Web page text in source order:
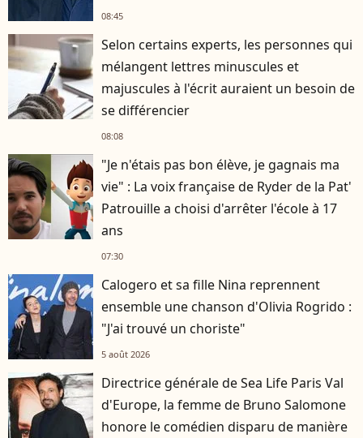
08:45
Selon certains experts, les personnes qui
mélangent lettres minuscules et
majuscules à l'écrit auraient un besoin de
se différencier
08:08
"Je n'étais pas bon élève, je gagnais ma
vie" : La voix française de Ryder de la Pat'
Patrouille a choisi d'arrêter l'école à 17
ans
07:30
Calogero et sa fille Nina reprennent
ensemble une chanson d'Olivia Rogrido :
"J'ai trouvé un choriste"
5 août 2026
Directrice générale de Sea Life Paris Val
d'Europe, la femme de Bruno Salomone
honore le comédien disparu de manière